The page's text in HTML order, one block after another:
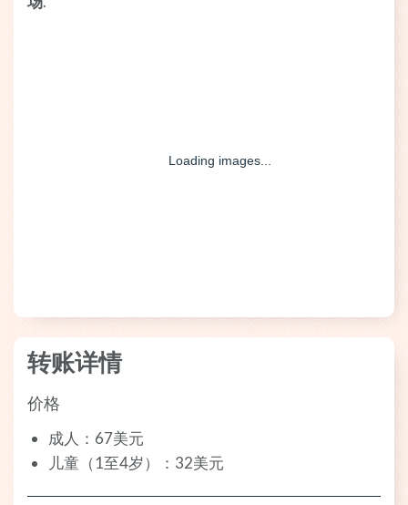
转账详情
价格
成人：67美元
儿童（1至4岁）：32美元